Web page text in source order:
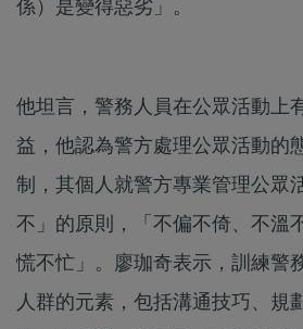
係）是變得惡劣」。
他坦言，警務人員在公眾活動上
益，他認為警方處理公眾活動的
制，其個人就警方專業管理公眾
不」的原則，「不偏不倚、不溫
慌不忙」。廖珈奇表示，訓練警
人群的元素，包括溝通技巧、規